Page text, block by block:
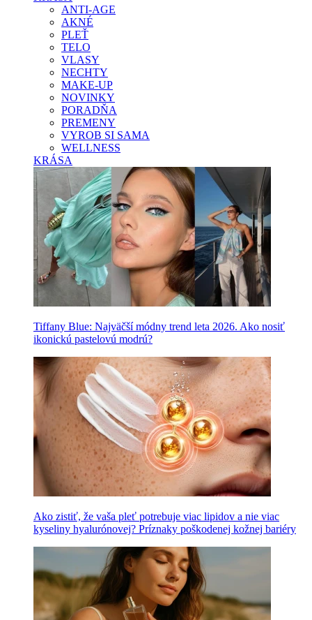
ANTI-AGE
AKNÉ
PLEŤ
TELO
VLASY
NECHTY
MAKE-UP
NOVINKY
PORADŇA
PREMENY
VYROB SI SAMA
WELLNESS
KRÁSA
Tiffany Blue: Najväčší módny trend leta 2026. Ako nosiť
ikonickú pastelovú modrú?
Ako zistiť, že vaša pleť potrebuje viac lipidov a nie viac
kyseliny hyalurónovej? Príznaky poškodenej kožnej bariéry